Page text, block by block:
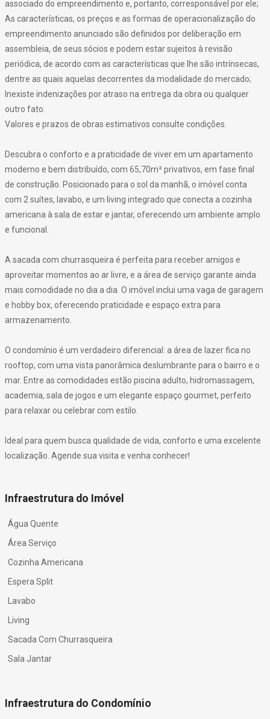
associado do empreendimento e, portanto, corresponsável por ele;
As características, os preços e as formas de operacionalização do
empreendimento anunciado são definidos por deliberação em
assembleia, de seus sócios e podem estar sujeitos à revisão
periódica, de acordo com as características que lhe são intrínsecas,
dentre as quais aquelas decorrentes da modalidade do mercado;
Inexiste indenizações por atraso na entrega da obra ou qualquer
outro fato.
Valores e prazos de obras estimativos consulte condições.
Descubra o conforto e a praticidade de viver em um apartamento
moderno e bem distribuído, com 65,70m² privativos, em fase final
de construção. Posicionado para o sol da manhã, o imóvel conta
com 2 suítes, lavabo, e um living integrado que conecta a cozinha
americana à sala de estar e jantar, oferecendo um ambiente amplo
e funcional.
A sacada com churrasqueira é perfeita para receber amigos e
aproveitar momentos ao ar livre, e a área de serviço garante ainda
mais comodidade no dia a dia. O imóvel inclui uma vaga de garagem
e hobby box, oferecendo praticidade e espaço extra para
armazenamento.
O condomínio é um verdadeiro diferencial: a área de lazer fica no
rooftop, com uma vista panorâmica deslumbrante para o bairro e o
mar. Entre as comodidades estão piscina adulto, hidromassagem,
academia, sala de jogos e um elegante espaço gourmet, perfeito
para relaxar ou celebrar com estilo.
Ideal para quem busca qualidade de vida, conforto e uma excelente
localização. Agende sua visita e venha conhecer!
Infraestrutura do Imóvel
Água Quente
Área Serviço
Cozinha Americana
Espera Split
Lavabo
Living
Sacada Com Churrasqueira
Sala Jantar
Infraestrutura do Condomínio